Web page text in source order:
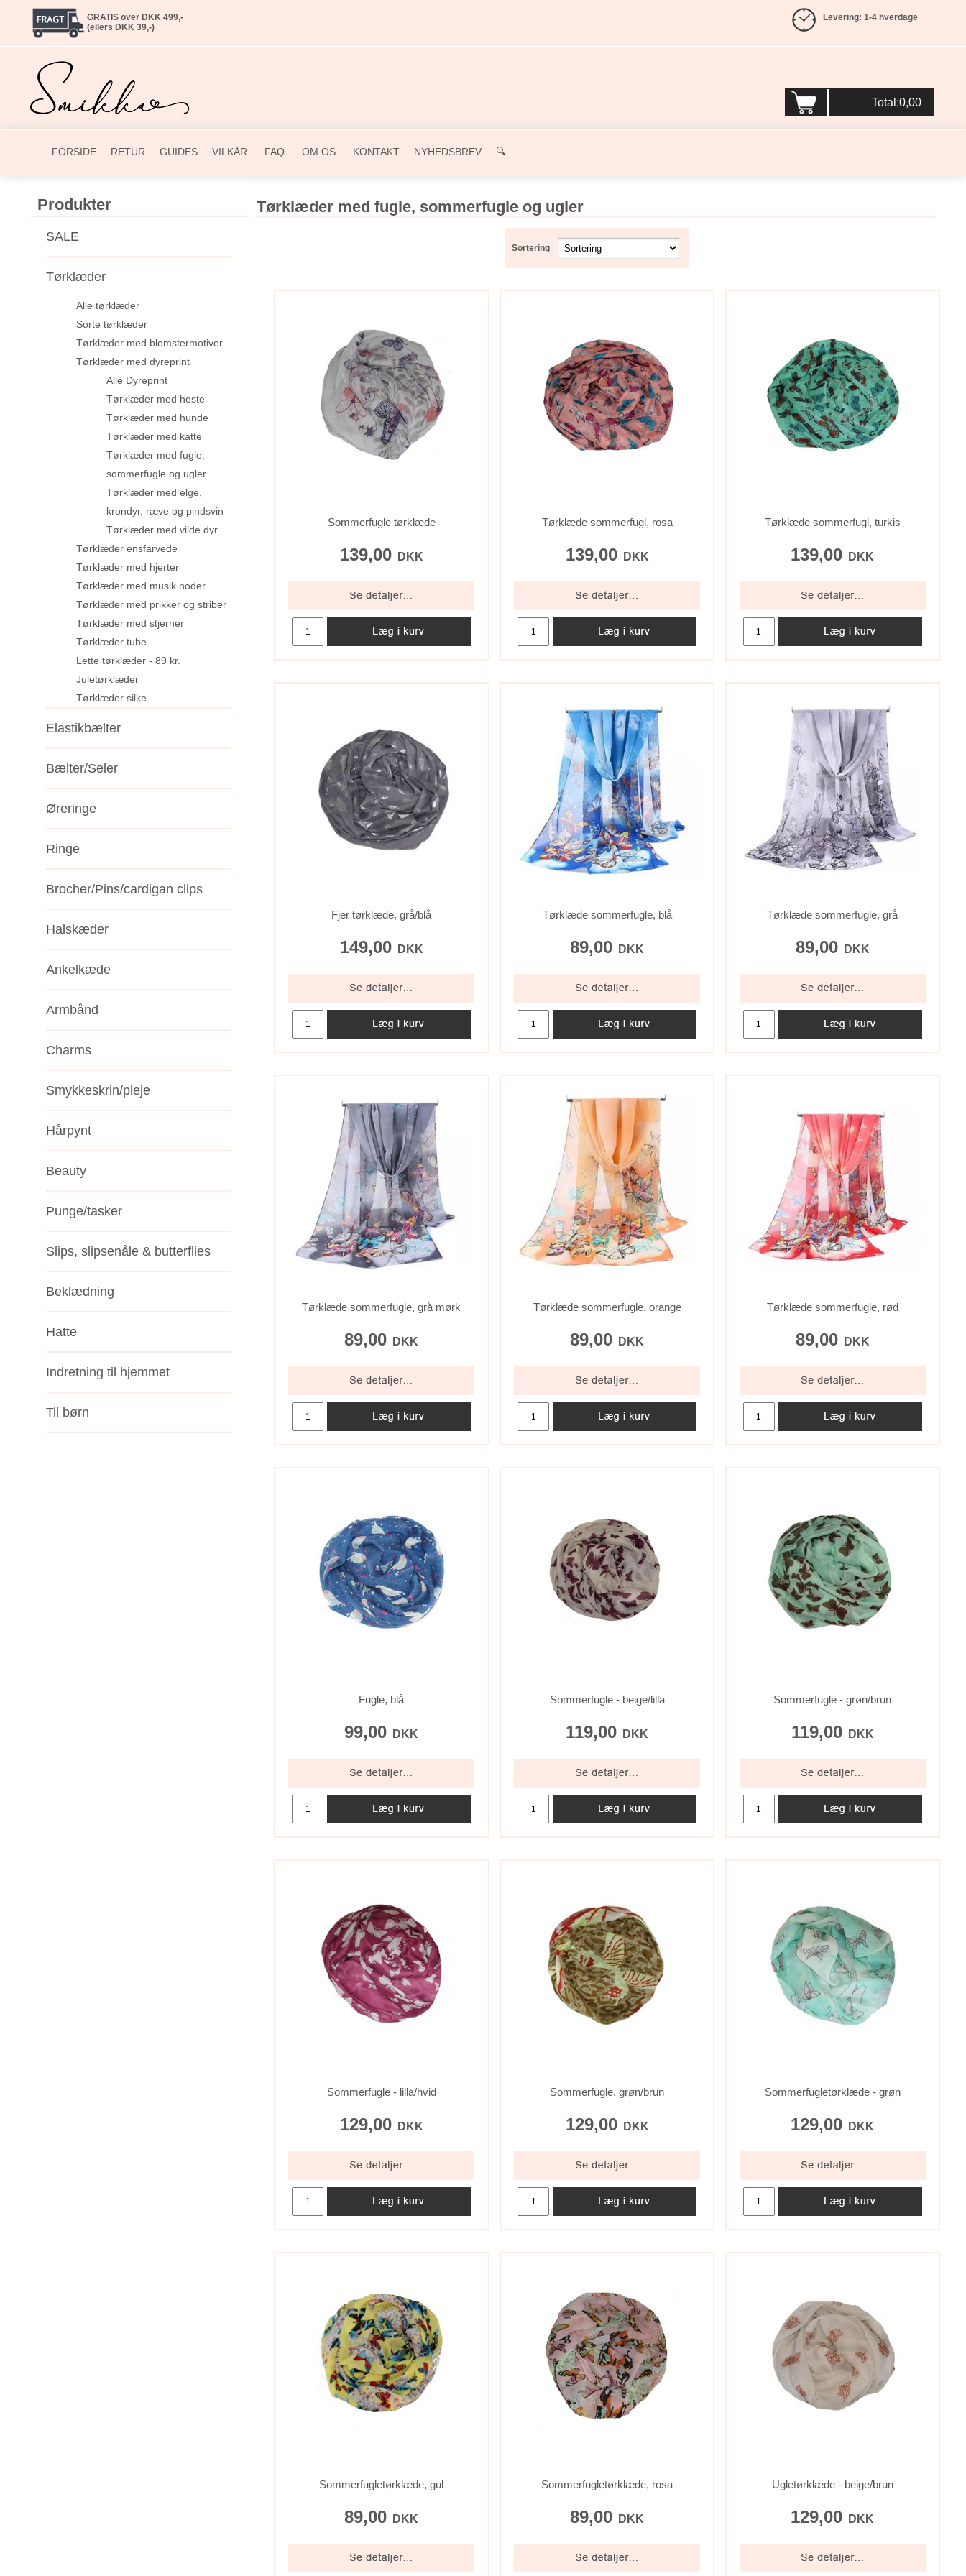
GRATIS over DKK 499,-
(ellers DKK 39,-)
Levering: 1-4 hverdage
Total:0,00
FORSIDE RETUR GUIDES VILKÅR FAQ OM OS KONTAKT NYHEDSBREV 🔍_________
Produkter
SALE
Tørklæder
Alle tørklæder
Sorte tørklæder
Tørklæder med blomstermotiver
Tørklæder med dyreprint
Alle Dyreprint
Tørklæder med heste
Tørklæder med hunde
Tørklæder med katte
Tørklæder med fugle,
sommerfugle og ugler
Tørklæder med elge,
krondyr, ræve og pindsvin
Tørklæder med vilde dyr
Tørklæder ensfarvede
Tørklæder med hjerter
Tørklæder med musik noder
Tørklæder med prikker og striber
Tørklæder med stjerner
Tørklæder tube
Lette tørklæder - 89 kr.
Juletørklæder
Tørklæder silke
Elastikbælter
Bælter/Seler
Øreringe
Ringe
Brocher/Pins/cardigan clips
Halskæder
Ankelkæde
Armbånd
Charms
Smykkeskrin/pleje
Hårpynt
Beauty
Punge/tasker
Slips, slipsenåle & butterflies
Beklædning
Hatte
Indretning til hjemmet
Til børn
Tørklæder med fugle, sommerfugle og ugler
Sortering
Sommerfugle tørklæde
139,00DKK
Tørklæde sommerfugl, rosa
139,00DKK
Tørklæde sommerfugl, turkis
139,00 DKK
Fjer tørklæde, grå/blå
149,00DKK
Tørklæde sommerfugle, blå
89,00 DKK
Tørklæde sommerfugle, grå
89,00DKK
Tørklæde sommerfugle, grå mørk
89,00 DKK
Tørklæde sommerfugle, orange
89,00 DKK
Tørklæde sommerfugle, rød
89,00DKK
Fugle, blå
99,00 DKK
Sommerfugle - beige/lilla
119,00 DKK
Sommerfugle - grøn/brun
119,00DKK
Sommerfugle - lilla/hvid
129,00DKK
Sommerfugle, grøn/brun
129,00DKK
Sommerfugletørklæde - grøn
129,00 DKK
Sommerfugletørklæde, gul
89,00 DKK
Sommerfugletørklæde, rosa
89,00 DKK
Ugletørklæde - beige/brun
129,00 DKK